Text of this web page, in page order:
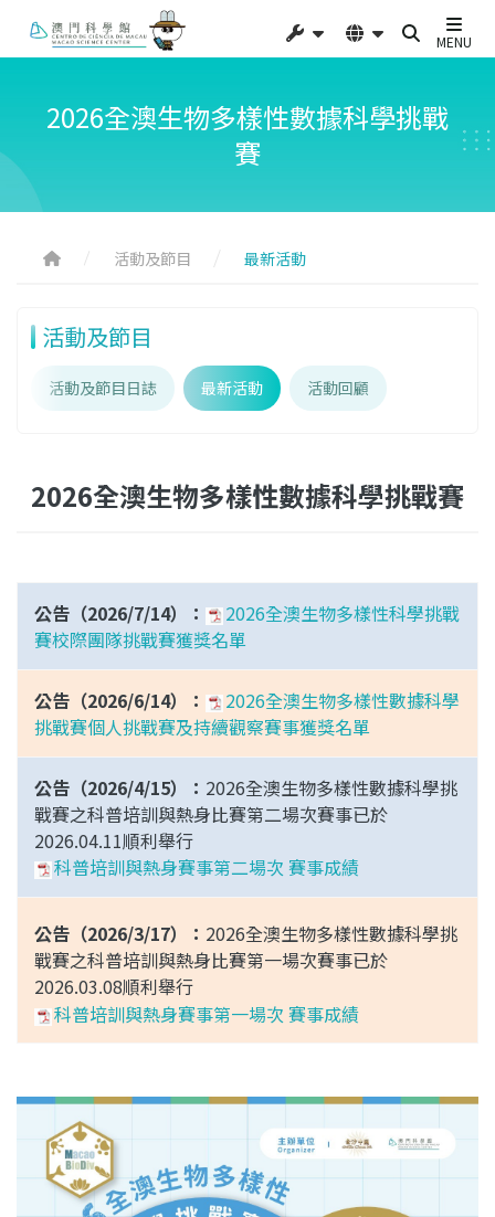
MENU
2026全澳生物多樣性數據科學挑戰
賽
活動及節目 最新活動
活動及節目
活動及節目日誌 最新活動 活動回顧
2026全澳生物多樣性數據科學挑戰賽
公告（2026/7/14）：
2026全澳生物多樣性科學挑戰
賽校際團隊挑戰賽獲獎名單
公告（2026/6/14）：
2026全澳生物多樣性數據科學
挑戰賽個人挑戰賽及持續觀察賽事獲獎名單
公告（2026/4/15）： 2026全澳生物多樣性數據科學挑
戰賽之科普培訓與熱身比賽第二場次賽事已於
2026.04.11順利舉行
科普培訓與熱身賽事第二場次 賽事成績
公告（2026/3/17）： 2026全澳生物多樣性數據科學挑
戰賽之科普培訓與熱身比賽第一場次賽事已於
2026.03.08順利舉行
科普培訓與熱身賽事第一場次 賽事成績